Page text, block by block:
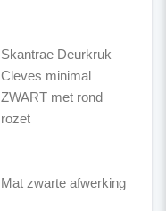
Skantrae Deurkruk
Cleves minimal
ZWART met rond
rozet
Mat zwarte afwerking